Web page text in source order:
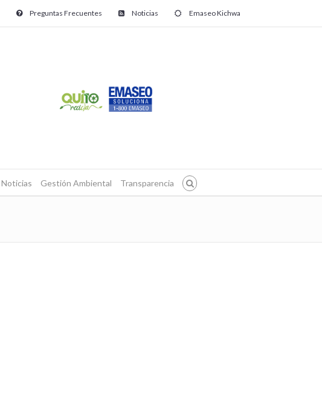
Preguntas Frecuentes Noticias Emaseo Kichwa
Noticias Gestión Ambiental Transparencia